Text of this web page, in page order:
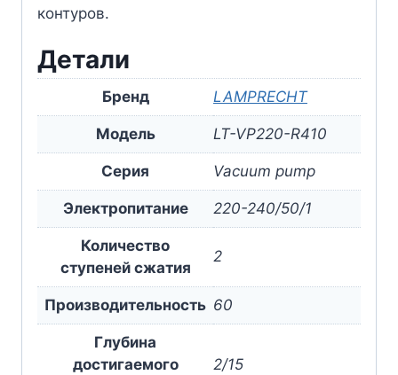
контуров.
Детали
Бренд LAMPRECHT
Модель LT-VP220-R410
Серия Vacuum pump
Электропитание 220-240/50/1
Количество
ступеней сжатия
2
Производительность 60
Глубина
достигаемого
2/15